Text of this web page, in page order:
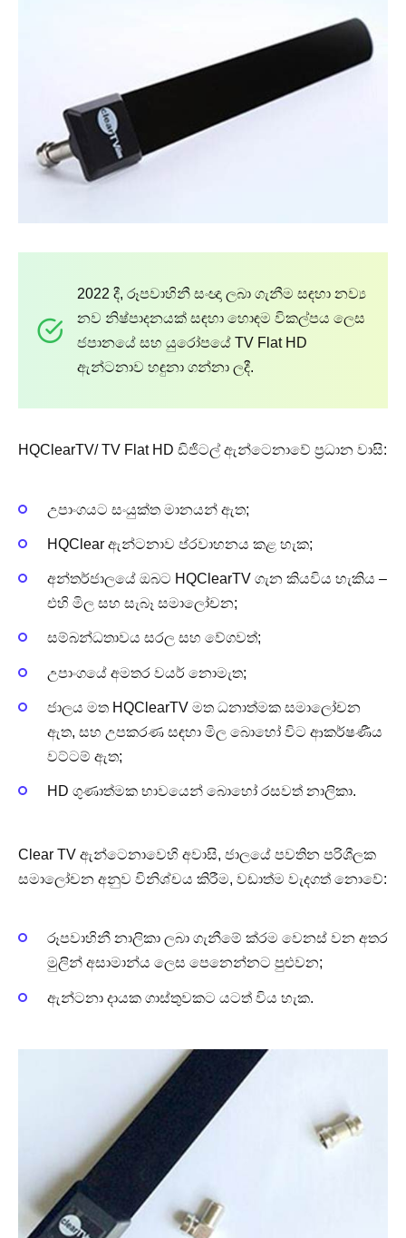
2022 දී, රූපවාහිනී සංඥා ලබා ගැනීම සඳහා නව්‍ය
නව නිෂ්පාදනයක් සඳහා හොඳම විකල්පය ලෙස
ජපානයේ සහ යුරෝපයේ TV Flat HD
ඇන්ටනාව හඳුනා ගන්නා ලදී.
HQClearTV/ TV Flat HD ඩිජිටල් ඇන්ටෙනාවේ ප්‍රධාන වාසි:
උපාංගයට සංයුක්ත මානයන් ඇත;
HQClear ඇන්ටනාව ප්රවාහනය කළ හැක;
අන්තර්ජාලයේ ඔබට HQClearTV ගැන කියවිය හැකිය –
එහි මිල සහ සැබෑ සමාලෝචන;
සම්බන්ධතාවය සරල සහ වේගවත්;
උපාංගයේ අමතර වයර් නොමැත;
ජාලය මත HQClearTV මත ධනාත්මක සමාලෝචන
ඇත, සහ උපකරණ සඳහා මිල බොහෝ විට ආකර්ෂණීය
වට්ටම් ඇත;
HD ගුණාත්මක භාවයෙන් බොහෝ රසවත් නාලිකා.
Clear TV ඇන්ටෙනාවෙහි අවාසි, ජාලයේ පවතින පරිශීලක
සමාලෝචන අනුව විනිශ්චය කිරීම, වඩාත්ම වැදගත් නොවේ:
රූපවාහිනී නාලිකා ලබා ගැනීමේ ක්රම වෙනස් වන අතර
මුලින් අසාමාන්ය ලෙස පෙනෙන්නට පුළුවන;
ඇන්ටනා දායක ගාස්තුවකට යටත් විය හැක.